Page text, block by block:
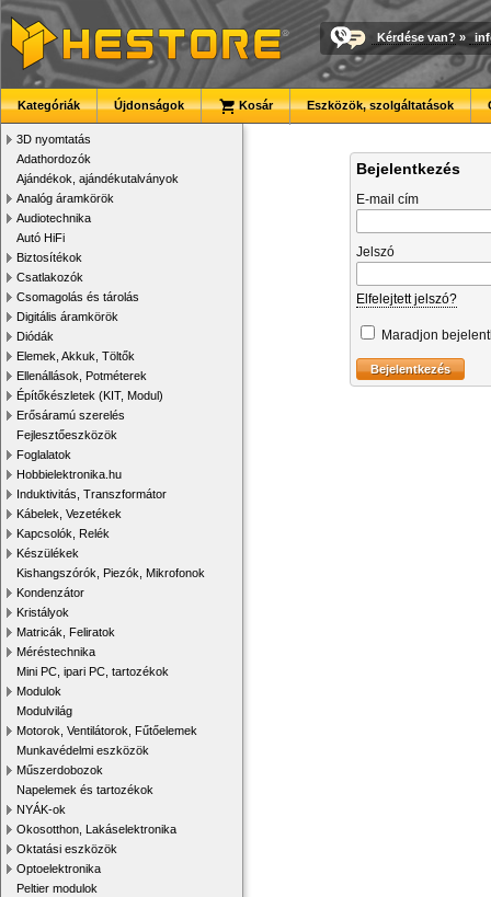
Kérdése van? »
Kategóriák Újdonságok Kosár Eszközök, szolgáltatások
3D nyomtatás
Adathordozók
Ajándékok, ajándékutalványok
Analóg áramkörök
Audiotechnika
Autó HiFi
Biztosítékok
Csatlakozók
Csomagolás és tárolás
Digitális áramkörök
Diódák
Elemek, Akkuk, Töltők
Ellenállások, Potméterek
Építőkészletek (KIT, Modul)
Erősáramú szerelés
Fejlesztőeszközök
Foglalatok
Hobbielektronika.hu
Induktivitás, Transzformátor
Kábelek, Vezetékek
Kapcsolók, Relék
Készülékek
Kishangszórók, Piezók, Mikrofonok
Kondenzátor
Kristályok
Matricák, Feliratok
Méréstechnika
Mini PC, ipari PC, tartozékok
Modulok
Modulvilág
Motorok, Ventilátorok, Fűtőelemek
Munkavédelmi eszközök
Műszerdobozok
Napelemek és tartozékok
NYÁK-ok
Okosotthon, Lakáselektronika
Oktatási eszközök
Optoelektronika
Peltier modulok
Bejelentkezés
E-mail cím
Jelszó
Elfelejtett jelszó?
Maradjon